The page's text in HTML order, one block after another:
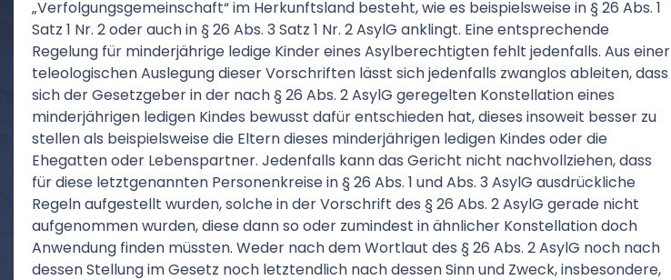
„Verfolgungsgemeinschaft“ im Herkunftsland besteht, wie es beispielsweise in § 26 Abs. 1
Satz 1 Nr. 2 oder auch in § 26 Abs. 3 Satz 1 Nr. 2 AsylG anklingt. Eine entsprechende
Regelung für minderjährige ledige Kinder eines Asylberechtigten fehlt jedenfalls. Aus einer
teleologischen Auslegung dieser Vorschriften lässt sich jedenfalls zwanglos ableiten, dass
sich der Gesetzgeber in der nach § 26 Abs. 2 AsylG geregelten Konstellation eines
minderjährigen ledigen Kindes bewusst dafür entschieden hat, dieses insoweit besser zu
stellen als beispielsweise die Eltern dieses minderjährigen ledigen Kindes oder die
Ehegatten oder Lebenspartner. Jedenfalls kann das Gericht nicht nachvollziehen, dass
für diese letztgenannten Personenkreise in § 26 Abs. 1 und Abs. 3 AsylG ausdrückliche
Regeln aufgestellt wurden, solche in der Vorschrift des § 26 Abs. 2 AsylG gerade nicht
aufgenommen wurden, diese dann so oder zumindest in ähnlicher Konstellation doch
Anwendung finden müssten. Weder nach dem Wortlaut des § 26 Abs. 2 AsylG noch nach
dessen Stellung im Gesetz noch letztendlich nach dessen Sinn und Zweck, insbesondere,